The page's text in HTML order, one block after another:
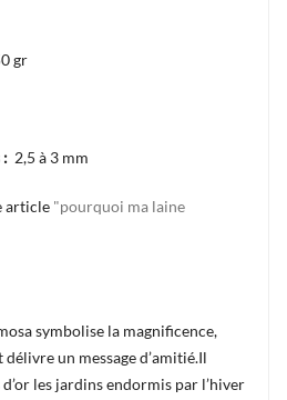
gr
: 2,5 à 3 mm
article "pourquoi ma laine
symbolise la magnificence,
délivre un message d’amitié.Il
les jardins endormis par l’hiver